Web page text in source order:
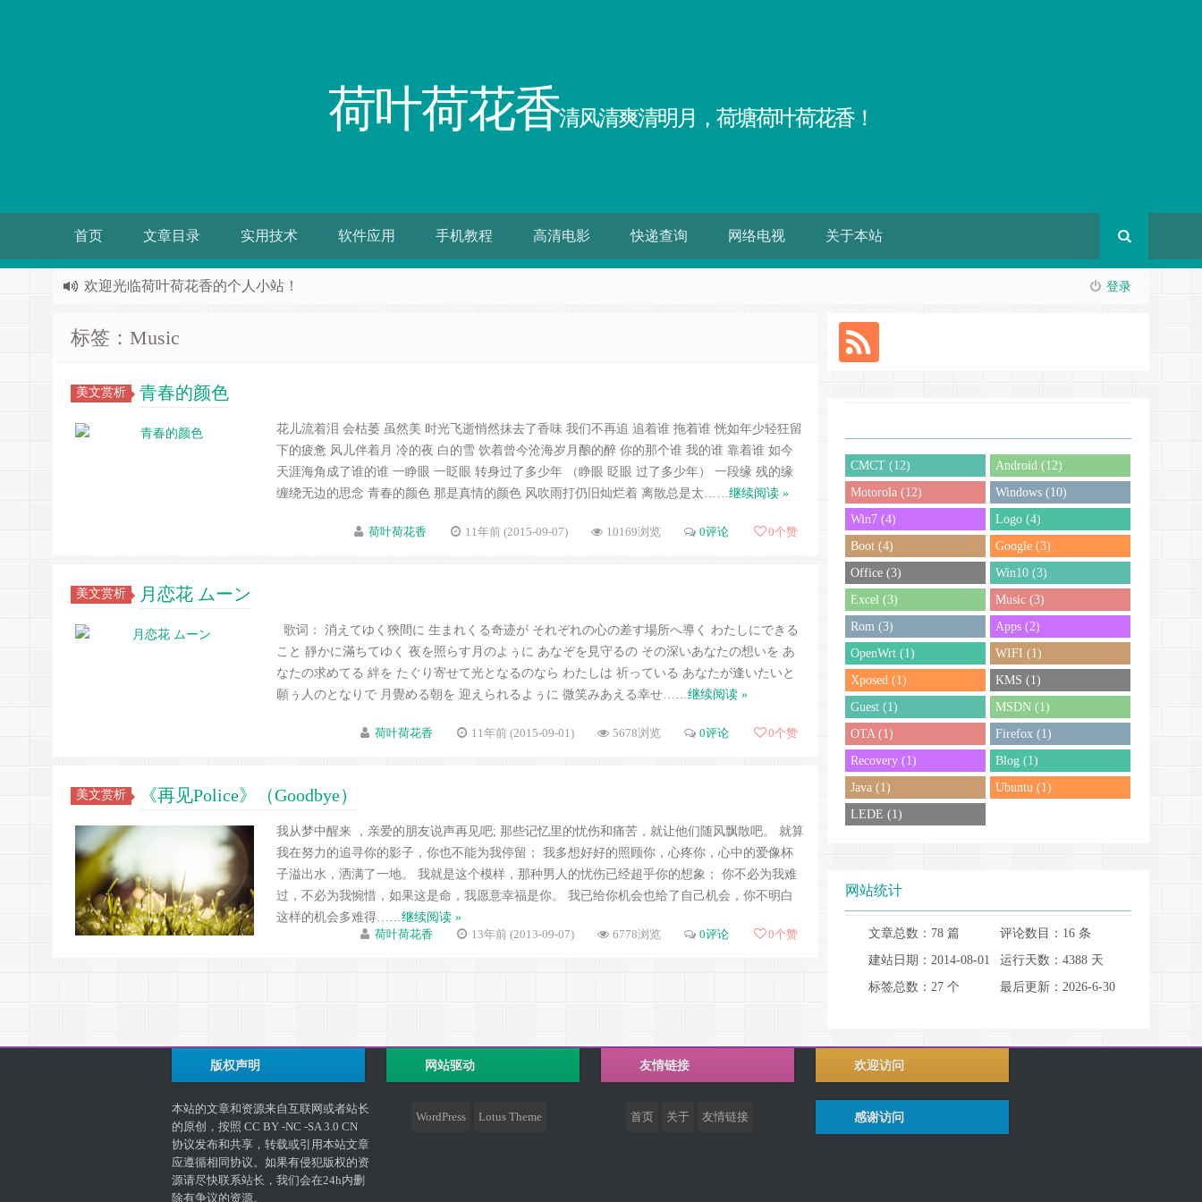
荷叶荷花香清风清爽清明月，荷塘荷叶荷花香！
首页 文章目录 实用技术 软件应用 手机教程 高清电影 快递查询 网络电视 关于本站
登录
欢迎光临荷叶荷花香的个人小站！
标签：Music
美文赏析 青春的颜色
花儿流着泪 会枯萎 虽然美 时光飞逝悄然抹去了香味 我们不再追 追着谁 拖着谁 恍如年少轻狂留
下的疲惫 风儿伴着月 冷的夜 白的雪 饮着曾今沧海岁月酿的醉 你的那个谁 我的谁 靠着谁 如今
天涯海角成了谁的谁 一睁眼 一眨眼 转身过了多少年 （睁眼 眨眼 过了多少年） 一段缘 残的缘
缠绕无边的思念 青春的颜色 那是真情的颜色 风吹雨打仍旧灿烂着 离散总是太……继续阅读 »
荷叶荷花香 11年前 (2015-09-07) 10169浏览 0评论 0个赞
美文赏析 月恋花 ムーン
歌词： 消えてゆく狹間に 生まれくる奇迹が それぞれの心の差す場所へ導く わたしにできる
こと 靜かに滿ちてゆく 夜を照らす月のよぅに あなぞを見守るの その深いあなたの想いを あ
なたの求めてる 絆を たぐり寄せて光となるのなら わたしは 祈っている あなたが逢いたいと
願ぅ人のとなりで 月覺める朝を 迎えられるよぅに 微笑みあえる幸せ……继续阅读 »
荷叶荷花香 11年前 (2015-09-01) 5678浏览 0评论 0个赞
美文赏析 《再见Police》（Goodbye）
我从梦中醒来 ，亲爱的朋友说声再见吧; 那些记忆里的忧伤和痛苦，就让他们随风飘散吧。 就算
我在努力的追寻你的影子，你也不能为我停留； 我多想好好的照顾你，心疼你，心中的爱像杯
子溢出水，洒满了一地。 我就是这个模样，那种男人的忧伤已经超乎你的想象； 你不必为我难
过，不必为我惋惜，如果这是命，我愿意幸福是你。 我已给你机会也给了自己机会，你不明白
这样的机会多难得……继续阅读 »
荷叶荷花香
13年前 (2013-09-07) 6778浏览 0评论 0个赞
CMCT (12)
Android (12)
Motorola (12)
Windows (10)
Win7 (4)
Logo (4)
Boot (4)
Google (3)
Office (3)
Win10 (3)
Excel (3)
Music (3)
Rom (3)
Apps (2)
OpenWrt (1)
WIFI (1)
Xposed (1)
KMS (1)
Guest (1)
MSDN (1)
OTA (1)
Firefox (1)
Recovery (1)
Blog (1)
Java (1)
Ubuntu (1)
LEDE (1)
网站统计
文章总数：78 篇
评论数目：16 条
建站日期：2014-08-01
运行天数：4388 天
标签总数：27 个
最后更新：2026-6-30
版权声明
本站的文章和资源来自互联网或者站长
的原创，按照 CC BY -NC -SA 3.0 CN
协议发布和共享，转载或引用本站文章
应遵循相同协议。如果有侵犯版权的资
源请尽快联系站长，我们会在24h内删
除有争议的资源。
网站驱动
WordPress Lotus Theme
友情链接
首页 关于 友情链接
欢迎访问
感谢访问